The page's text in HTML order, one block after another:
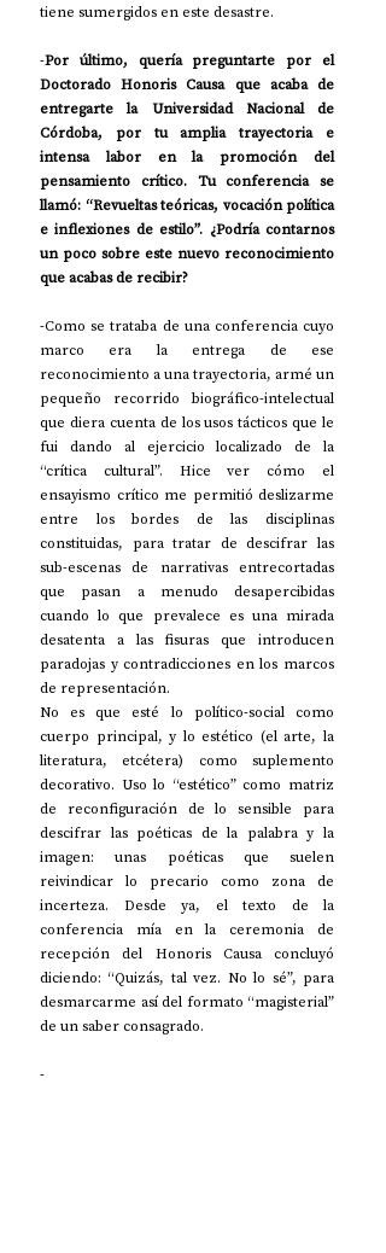
tiene sumergidos en este desastre.
-Por último, quería preguntarte por el
Doctorado Honoris Causa que acaba de
entregarte la Universidad Nacional de
Córdoba, por tu amplia trayectoria e
intensa labor en la promoción del
pensamiento crítico. Tu conferencia se
llamó: “Revueltas teóricas, vocación política
e inflexiones de estilo”. ¿Podría contarnos
un poco sobre este nuevo reconocimiento
que acabas de recibir?
-Como se trataba de una conferencia cuyo
marco era la entrega de ese
reconocimiento a una trayectoria, armé un
pequeño recorrido biográfico-intelectual
que diera cuenta de los usos tácticos que le
fui dando al ejercicio localizado de la
“crítica cultural”. Hice ver cómo el
ensayismo crítico me permitió deslizarme
entre los bordes de las disciplinas
constituidas, para tratar de descifrar las
sub-escenas de narrativas entrecortadas
que pasan a menudo desapercibidas
cuando lo que prevalece es una mirada
desatenta a las fisuras que introducen
paradojas y contradicciones en los marcos
de representación.
No es que esté lo político-social como
cuerpo principal, y lo estético (el arte, la
literatura, etcétera) como suplemento
decorativo. Uso lo “estético” como matriz
de reconfiguración de lo sensible para
descifrar las poéticas de la palabra y la
imagen: unas poéticas que suelen
reivindicar lo precario como zona de
incerteza. Desde ya, el texto de la
conferencia mía en la ceremonia de
recepción del Honoris Causa concluyó
diciendo: “Quizás, tal vez. No lo sé”, para
desmarcarme así del formato “magisterial”
de un saber consagrado.
-